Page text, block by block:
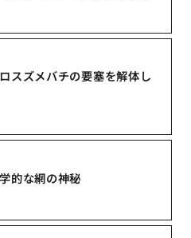
スズメバチの要塞を解体し
的な網の神秘